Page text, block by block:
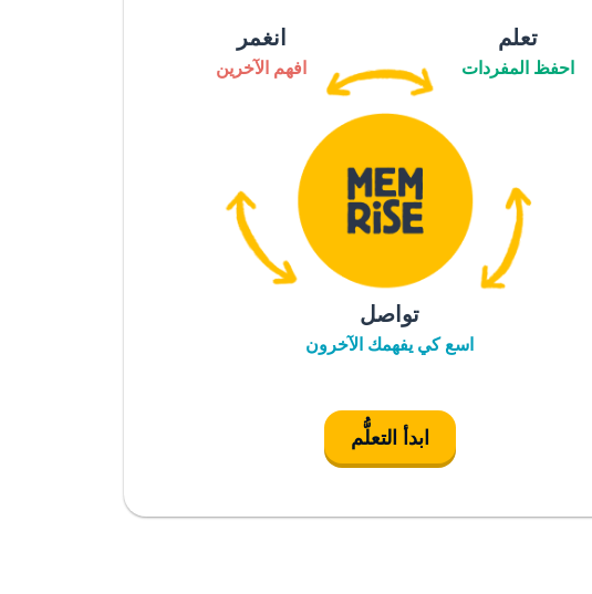
تعلم
احفظ المفردات
انغمر
افهم الآخرين
تواصل
اسع كي يفهمك الآخرون
ابدأ التعلُّم